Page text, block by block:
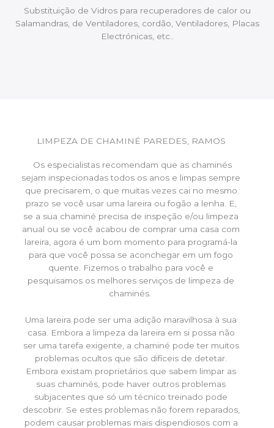
Substituição de Vidros para recuperadores de calor ou
Salamandras, de Ventiladores, cordão, Ventiladores, Placas
Electrónicas, etc..
LIMPEZA DE CHAMINÉ PAREDES, RAMOS
Os especialistas recomendam que as chaminés
sejam inspecionadas todos os anos e limpas sempre
que precisarem, o que muitas vezes cai no mesmo
prazo se você usar uma lareira ou fogão a lenha. E,
se a sua chaminé precisa de inspeção e/ou limpeza
anual ou se você acabou de comprar uma casa com
lareira, agora é um bom momento para programá-la
para que você possa se aconchegar em um fogo
quente. Fizemos o trabalho para você e
pesquisamos os melhores serviços de limpeza de
chaminés.
Uma lareira pode ser uma adição maravilhosa à sua
casa. Embora a limpeza da lareira em si possa não
ser uma tarefa exigente, a chaminé pode ter muitos
problemas ocultos que são difíceis de detetar.
Embora existam proprietários que sabem limpar as
suas chaminés, pode haver outros problemas
subjacentes que só um técnico treinado pode
descobrir. Se estes problemas não forem reparados,
podem causar problemas mais dispendiosos com a